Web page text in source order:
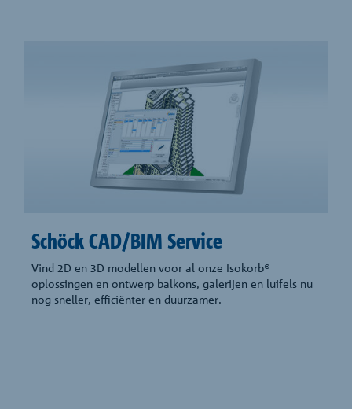
Schöck CAD/BIM Service
Vind 2D en 3D modellen voor al onze Isokorb®
oplossingen en ontwerp balkons, galerijen en luifels nu
nog sneller, efficiënter en duurzamer.